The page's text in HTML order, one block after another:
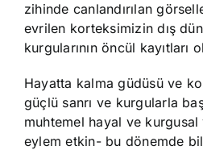
zihinde canlandırılan
evrilen korteksimizin dış
kurgularının öncül kayıtları
Hayatta kalma güdüsü ve
güçlü sanrı ve kurgularla
muhtemel hayal ve
eylem etkin- bu dönemde